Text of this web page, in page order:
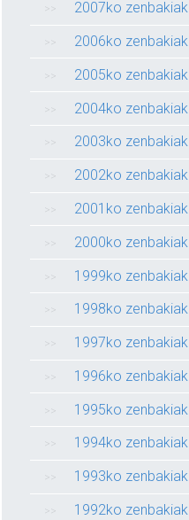
2007ko zenbakiak
2006ko zenbakiak
2005ko zenbakiak
2004ko zenbakiak
2003ko zenbakiak
2002ko zenbakiak
2001ko zenbakiak
2000ko zenbakiak
1999ko zenbakiak
1998ko zenbakiak
1997ko zenbakiak
1996ko zenbakiak
1995ko zenbakiak
1994ko zenbakiak
1993ko zenbakiak
1992ko zenbakiak